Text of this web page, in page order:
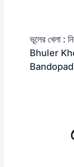
ভূলের খেলা :
Bhuler